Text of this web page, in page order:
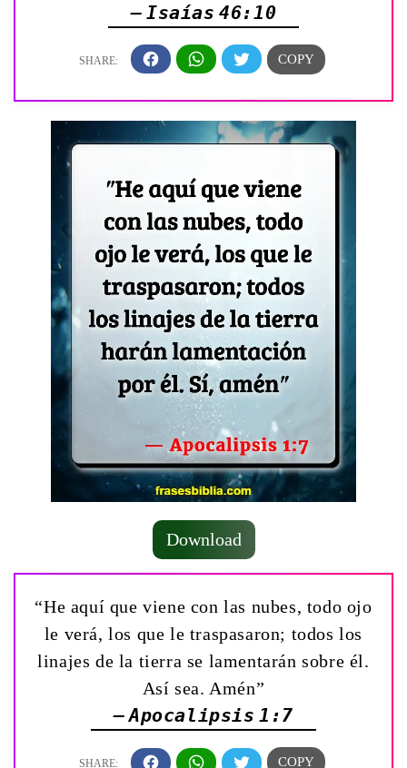
— Isaías 46:10
Download
“He aquí que viene con las nubes, todo ojo
le verá, los que le traspasaron; todos los
linajes de la tierra se lamentarán sobre él.
Así sea. Amén”
— Apocalipsis 1:7